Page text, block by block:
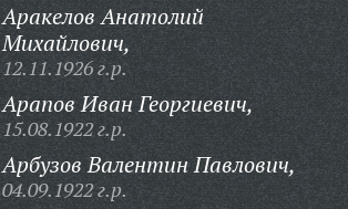
Аракелов Анатолий
Михайлович,
12.11.1926 г.р.
Арапов Иван Георгиевич,
15.08.1922 г.р.
Арбузов Валентин Павлович,
04.09.1922 г.р.